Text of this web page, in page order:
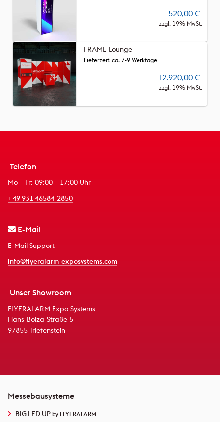
520,00 €
zzgl. 19% MwSt.
FRAME Lounge
12.920,00 €
zzgl. 19% MwSt.
Lieferzeit: ca. 7-9 Werktage
Telefon
Mo – Fr: 09:00 – 17:00 Uhr
+49 931 46584-2850
E-Mail
E-Mail Support
info@flyeralarm-exposystems.com
Unser Showroom
FLYERALARM Expo Systems
Hans-Bolza-Straße 5
97855 Triefenstein
Messebausysteme
BIG LED UP by FLYERALARM